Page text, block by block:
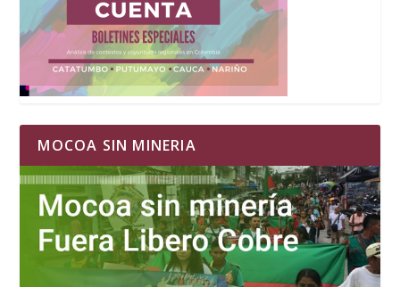
MOCOA SIN MINERIA